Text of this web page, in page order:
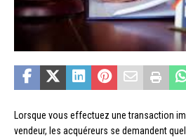
Lorsque vous effectuez une transaction
vendeur, les acquéreurs se demandent